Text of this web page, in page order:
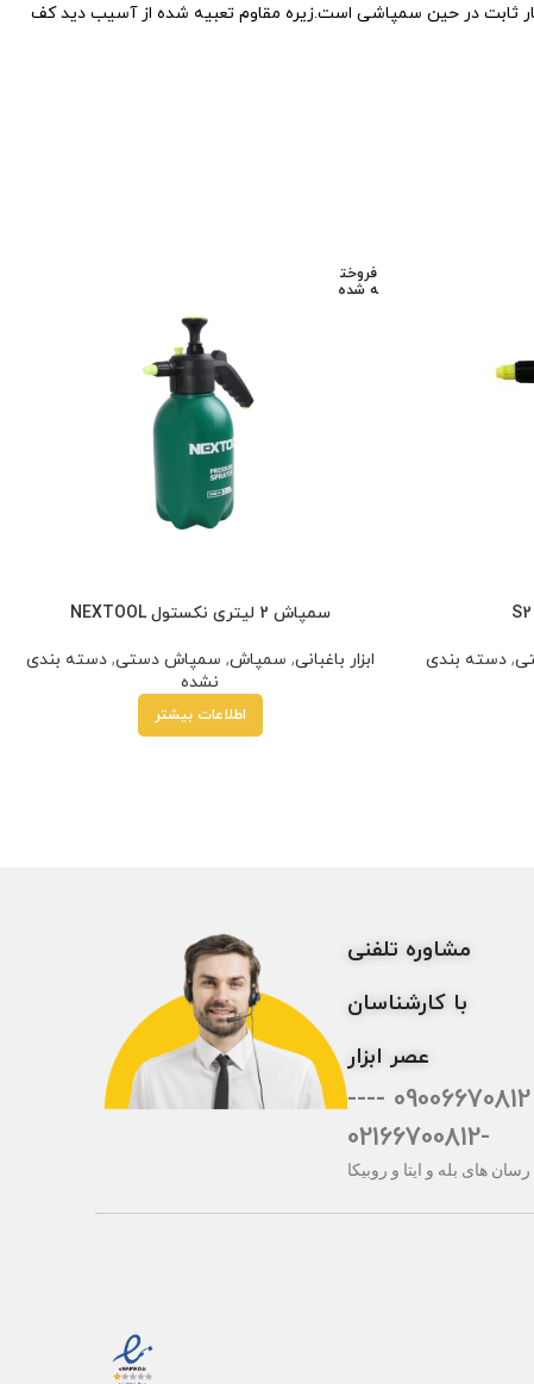
ثابت در حین سمپاشی است.زیره مقاوم تعبیه شده از آسیب دید کف
,دسته بندی
فروخت
ه شده
سمپاش 2 لیتری نکستول NEXTOOL
ابزار باغبانی, سمپاش, سمپاش دستی,دسته بندی
نشده
اطلاعات بیشتر
مشاوره تلفنی
با کارشناسان
عصر ابزار
09006670812 ----
-02166700812
رسان های بله و ایتا و روبیکا